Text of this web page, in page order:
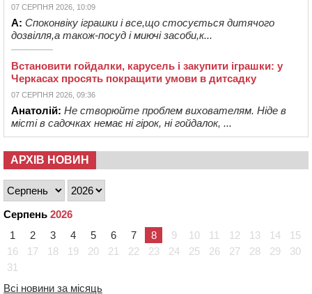
07 СЕРПНЯ 2026, 10:09
А: Споконвіку іграшки і все,що стосується дитячого
дозвілля,а також-посуд і миючі засоби,к...
Встановити гойдалки, карусель і закупити іграшки: у
Черкасах просять покращити умови в дитсадку
07 СЕРПНЯ 2026, 09:36
Анатолій: Не створюйте проблем вихователям. Ніде в
місті в садочках немає ні гірок, ні гойдалок, ...
АРХІВ НОВИН
Серпень 2026
1
2 3 4 5 6 7 8 9 10 11 12 13 14
15
16
17 18 19 20 21 22 23 24 25 26 27 28 29
30
31
Всі новини за місяць